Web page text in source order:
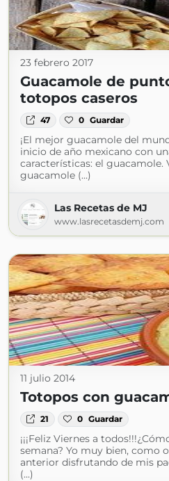
23 febrero 2017
Guacamole de
totopos caseros
47 0 Guardar
¡El mejor guacamole del
inicio de año mexicano con
características: el guacamole.
guacamole (...)
Las Recetas de MJ
www.lasrecetasdemj.com
11 julio 2014
Totopos con
21 0 Guardar
¡¡¡Feliz Viernes a
semana? Yo muy bien, como
anterior disfrutando de mis
(...)